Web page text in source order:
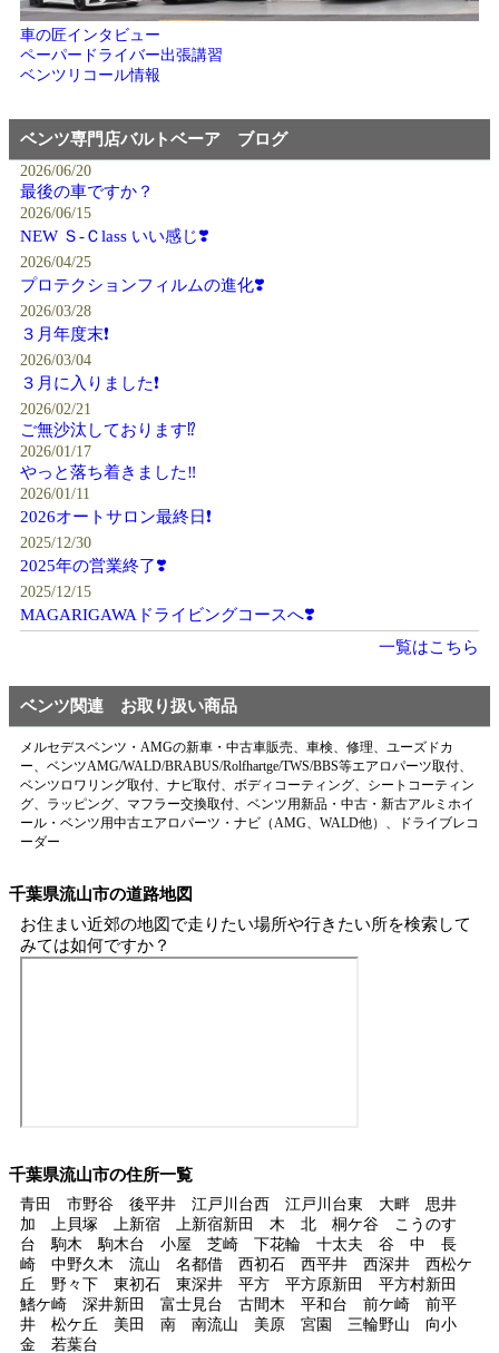
車の匠インタビュー
ペーパードライバー出張講習
ベンツリコール情報
ベンツ専門店バルトベーア ブログ
2026/06/20
最後の車ですか？
2026/06/15
NEW Ｓ-Ｃlass いい感じ❣️
2026/04/25
プロテクションフィルムの進化❣️
2026/03/28
３月年度末❗️
2026/03/04
３月に入りました❗️
2026/02/21
ご無沙汰しております⁉️
2026/01/17
やっと落ち着きました‼️
2026/01/11
2026オートサロン最終日❗️
2025/12/30
2025年の営業終了❣️
2025/12/15
MAGARIGAWAドライビングコースへ❣️
一覧はこちら
ベンツ関連 お取り扱い商品
メルセデスベンツ・AMGの新車・中古車販売、車検、修理、ユーズドカ
ー、ベンツAMG/WALD/BRABUS/Rolfhartge/TWS/BBS等エアロパーツ取付、
ベンツロワリング取付、ナビ取付、ボディコーティング、シートコーティン
グ、ラッピング、マフラー交換取付、ベンツ用新品・中古・新古アルミホイ
ール・ベンツ用中古エアロパーツ・ナビ（AMG、WALD他）、ドライブレコ
ーダー
千葉県流山市の道路地図
お住まい近郊の地図で走りたい場所や行きたい所を検索して
みては如何ですか？
千葉県流山市の住所一覧
青田 市野谷 後平井 江戸川台西 江戸川台東 大畔 思井
加 上貝塚 上新宿 上新宿新田 木 北 桐ケ谷 こうのす
台 駒木 駒木台 小屋 芝崎 下花輪 十太夫 谷 中 長
崎 中野久木 流山 名都借 西初石 西平井 西深井 西松ケ
丘 野々下 東初石 東深井 平方 平方原新田 平方村新田
鰭ケ崎 深井新田 富士見台 古間木 平和台 前ケ崎 前平
井 松ケ丘 美田 南 南流山 美原 宮園 三輪野山 向小
金 若葉台